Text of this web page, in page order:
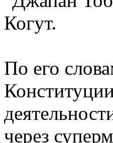
Когут.
По его
через